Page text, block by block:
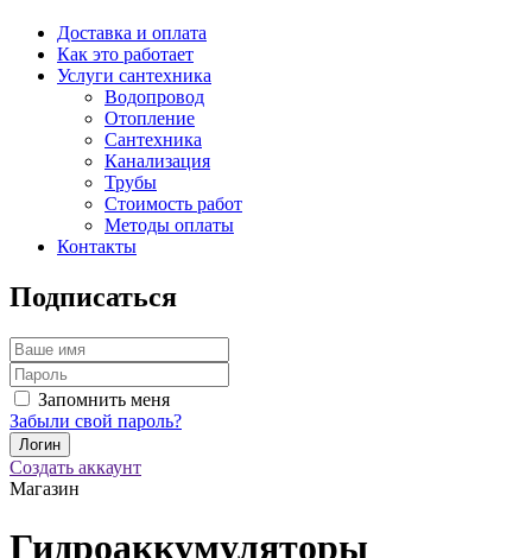
Доставка и оплата
Как это работает
Услуги сантехника
Водопровод
Отопление
Сантехника
Канализация
Трубы
Стоимость работ
Методы оплаты
Контакты
Подписаться
Запомнить меня
Забыли свой пароль?
Создать аккаунт
Магазин
Гидроаккумуляторы